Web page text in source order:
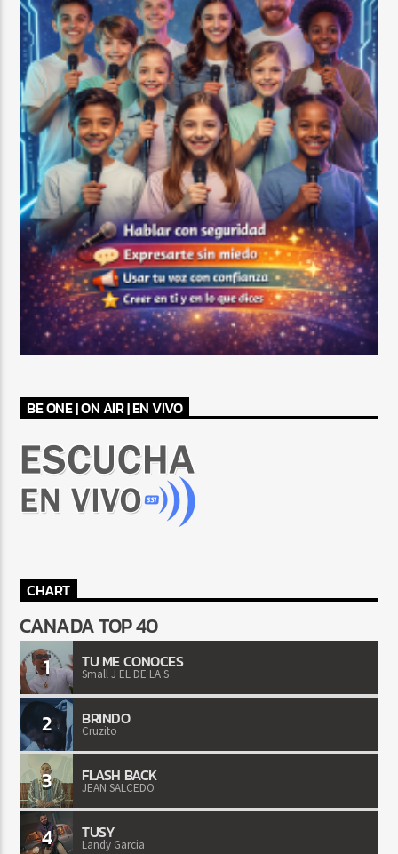
BE ONE | ON AIR | EN VIVO
CHART
CANADA TOP 40
1 TU ME CONOCES
Small J EL DE LA S
2 BRINDO
Cruzito
3 FLASH BACK
JEAN SALCEDO
4 TUSY
Landy Garcia